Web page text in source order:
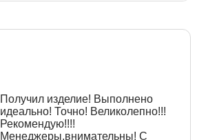
Получил изделие! Выполнено
идеально! Точно! Великолепно!!!
Рекомендую!!!!
Менеджеры,внимательны! С